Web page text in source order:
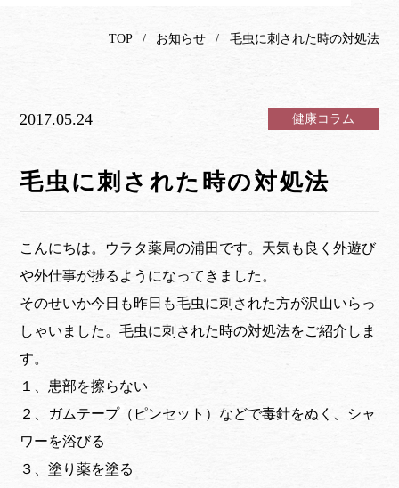
TOP お知らせ 毛虫に刺された時の対処法
2017.05.24 健康コラム
毛虫に刺された時の対処法
こんにちは。ウラタ薬局の浦田です。天気も良く外遊び
や外仕事が捗るようになってきました。
そのせいか今日も昨日も毛虫に刺された方が沢山いらっ
しゃいました。毛虫に刺された時の対処法をご紹介しま
す。
１、患部を擦らない
２、ガムテープ（ピンセット）などで毒針をぬく、シャ
ワーを浴びる
３、塗り薬を塗る